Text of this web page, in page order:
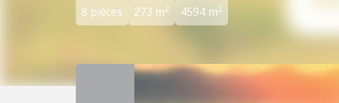
8 pièces 273 m2 4594 m2